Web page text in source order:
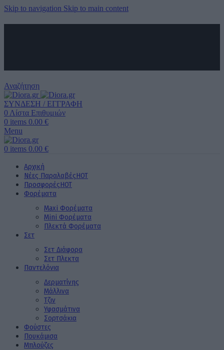
Skip to navigation Skip to main content
Αναζήτηση
ΣΥΝΔΕΣΗ / ΕΓΓΡΑΦΗ
0 Λίστα Επιθυμιών
0 items 0.00 €
Menu
0 items 0.00 €
Αρχική
Νέες ΠαραλαβέςHOT
ΠροσφορέςHOT
Φορέματα
Maxi Φορέματα
Mini Φορέματα
Πλεκτά Φορέματα
Σετ
Σετ Διάφορα
Σετ Πλεκτα
Παντελόνια
Δερματίνης
Μάλλινα
Τζιν
Υφασμάτινα
Σορτσάκια
Φούστες
Πουκάμισα
Μπλούζες